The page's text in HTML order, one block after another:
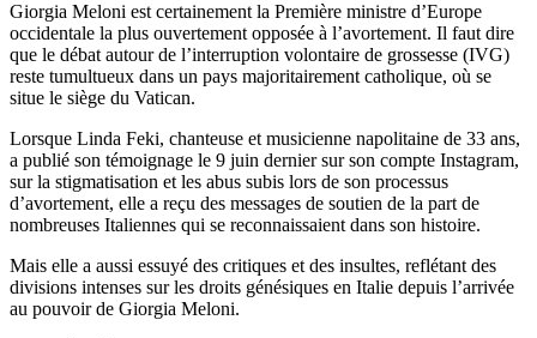
Giorgia Meloni est certainement la Première ministre d’Europe
occidentale la plus ouvertement opposée à l’avortement. Il faut dire
que le débat autour de l’interruption volontaire de grossesse (IVG)
reste tumultueux dans un pays majoritairement catholique, où se
situe le siège du Vatican.
Lorsque Linda Feki, chanteuse et musicienne napolitaine de 33 ans,
a publié son témoignage le 9 juin dernier sur son compte Instagram,
sur la stigmatisation et les abus subis lors de son processus
d’avortement, elle a reçu des messages de soutien de la part de
nombreuses Italiennes qui se reconnaissaient dans son histoire.
Mais elle a aussi essuyé des critiques et des insultes, reflétant des
divisions intenses sur les droits génésiques en Italie depuis l’arrivée
au pouvoir de Giorgia Meloni.